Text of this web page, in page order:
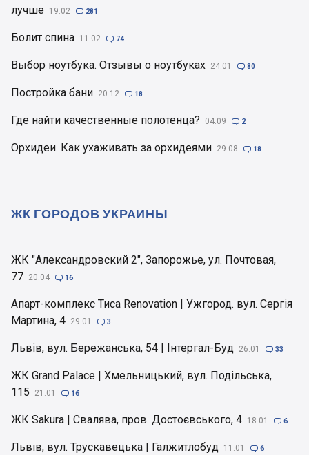
лучше 19.02  281
Болит спина 11.02  74
Выбор ноутбука. Отзывы о ноутбуках 24.01  80
Постройка бани 20.12  18
Где найти качественные полотенца? 04.09  2
Орхидеи. Как ухаживать за орхидеями 29.08  18
ЖК "Александровский 2", Запорожье, ул. Почтовая,
77 20.04  16
Апарт-комплекс Тиса Renovation | Ужгород. вул. Сергія
Мартина, 4 29.01  3
Львів, вул. Бережанська, 54 | Інтергал-Буд 26.01  33
ЖК Grand Palace | Хмельницький, вул. Подільська,
115
21.01  16
ЖК Sakura | Свалява, пров. Достоєвського, 4 18.01  6
Львів, вул. Трускавецька | Галжитлобуд 11.01  6
ЖК ГОРОДОВ УКРАИНЫ